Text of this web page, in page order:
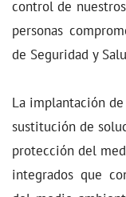
control de
personas
de Seguridad y
La implantación
sustitución de
protección del
integrados que